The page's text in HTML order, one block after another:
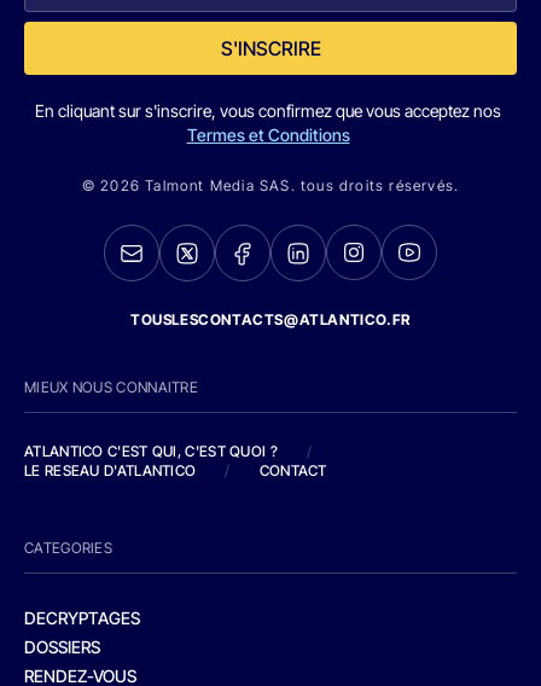
S'INSCRIRE
En cliquant sur s'inscrire, vous confirmez que vous acceptez nos
Termes et Conditions
© 2026 Talmont Media SAS. tous droits réservés.
TOUSLESCONTACTS@ATLANTICO.FR
MIEUX NOUS CONNAITRE
ATLANTICO C'EST QUI, C'EST QUOI ?
/
LE RESEAU D'ATLANTICO
/ CONTACT
CATEGORIES
DECRYPTAGES
DOSSIERS
RENDEZ-VOUS